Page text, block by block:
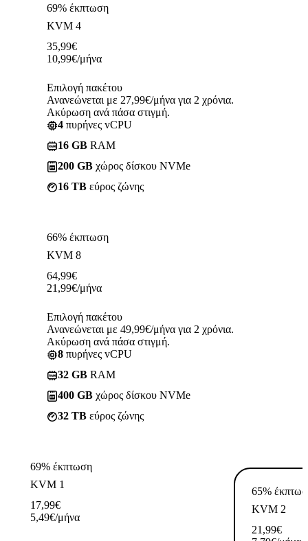
69% έκπτωση
KVM 4
35,99€
10,99€/μήνα
Επιλογή πακέτου
Ανανεώνεται με 27,99€/μήνα για 2 χρόνια.
Ακύρωση ανά πάσα στιγμή.
4 πυρήνες vCPU
16 GB RAM
200 GB χώρος δίσκου NVMe
16 TB εύρος ζώνης
66% έκπτωση
KVM 8
64,99€
21,99€/μήνα
Επιλογή πακέτου
Ανανεώνεται με 49,99€/μήνα για 2 χρόνια.
Ακύρωση ανά πάσα στιγμή.
8 πυρήνες vCPU
32 GB RAM
400 GB χώρος δίσκου NVMe
32 TB εύρος ζώνης
69% έκπτωση
KVM 1
17,99€
5,49€/μήνα
65%
KVM 2
21,99€